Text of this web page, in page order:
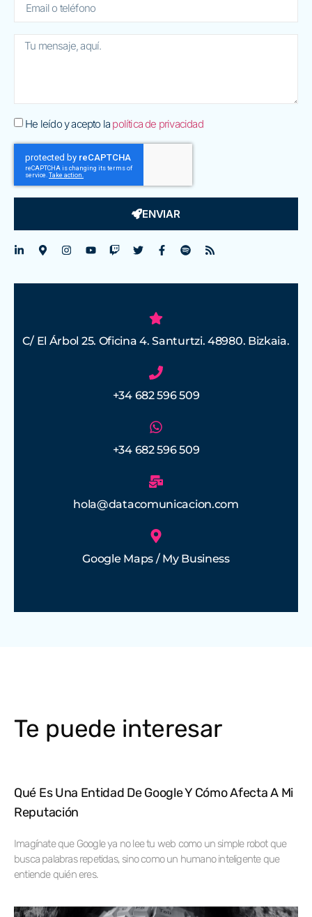
He leído y acepto la política de privacidad
ENVIAR
C/ El Árbol 25. Oficina 4. Santurtzi. 48980. Bizkaia.
+34 682 596 509
+34 682 596 509
hola@datacomunicacion.com
Google Maps / My Business
Te puede interesar
Qué Es Una Entidad De Google Y Cómo Afecta A Mi
Reputación
Imagínate que Google ya no lee tu web como un simple robot que
busca palabras repetidas, sino como un humano inteligente que
entiende quién eres.